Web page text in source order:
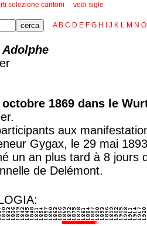
selezione cantoni vedi sigle
A B C D E F G H J K L M N O
Adolphe
octobre 1869 dans le
aux
Gygax, le 29 mai
un an plus tard à 8 jours
de Delémont.